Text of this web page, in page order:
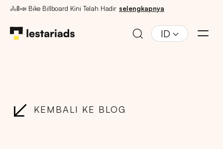
🚴🚦📣 Bike Billboard Kini Telah Hadir selengkapnya
ID
KEMBALI KE BLOG